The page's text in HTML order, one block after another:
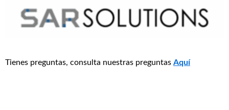
Tienes preguntas, consulta nuestras preguntas Aquí